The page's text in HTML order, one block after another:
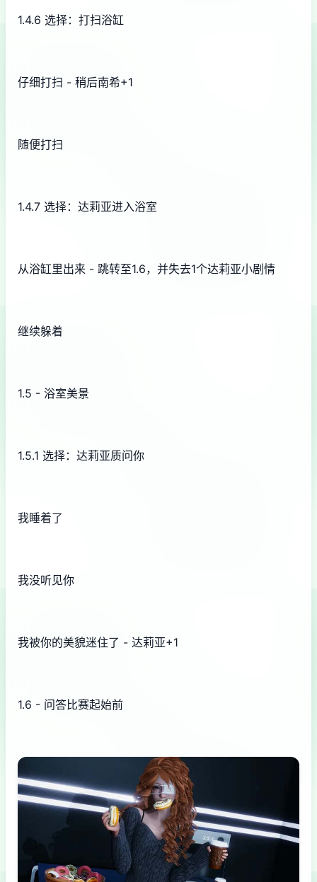
1.4.6 选择：打扫浴缸
仔细打扫 - 稍后南希+1
随便打扫
1.4.7 选择：达莉亚进入浴室
从浴缸里出来 - 跳转至1.6，并失去1个达莉亚小剧情
继续躲着
1.5 - 浴室美景
1.5.1 选择：达莉亚质问你
我睡着了
我没听见你
我被你的美貌迷住了 - 达莉亚+1
1.6 - 问答比赛起始前